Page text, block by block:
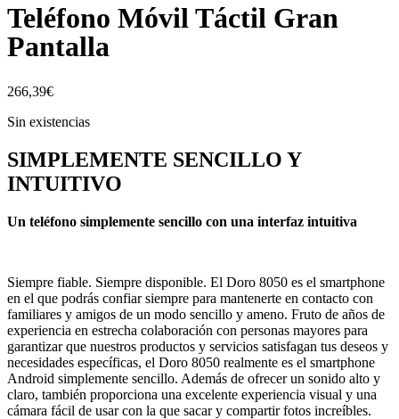
Teléfono Móvil Táctil Gran
Pantalla
266,39€
Sin existencias
SIMPLEMENTE SENCILLO Y
INTUITIVO
Un teléfono simplemente sencillo con una interfaz intuitiva
Siempre fiable. Siempre disponible. El Doro 8050 es el smartphone
en el que podrás confiar siempre para mantenerte en contacto con
familiares y amigos de un modo sencillo y ameno. Fruto de años de
experiencia en estrecha colaboración con personas mayores para
garantizar que nuestros productos y servicios satisfagan tus deseos y
necesidades específicas, el Doro 8050 realmente es el smartphone
Android simplemente sencillo. Además de ofrecer un sonido alto y
claro, también proporciona una excelente experiencia visual y una
cámara fácil de usar con la que sacar y compartir fotos increíbles.